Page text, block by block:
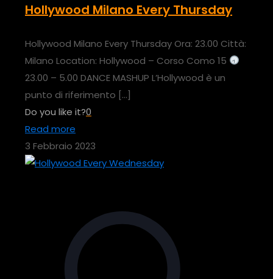
Hollywood Milano Every Thursday
Hollywood Milano Every Thursday Ora: 23.00 Città:
Milano Location: Hollywood – Corso Como 15
23.00 – 5.00 DANCE MASHUP L’Hollywood è un
punto di riferimento […]
Do you like it?0
Read more
3 Febbraio 2023